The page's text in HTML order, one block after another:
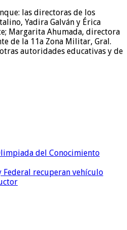
las directoras de los
Yadira Galván y Érica
Margarita Ahumada, directora
de la 11a Zona Militar, Gral.
autoridades educativas y de
del Conocimiento
Federal recuperan vehículo